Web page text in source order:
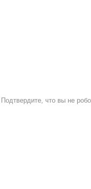
Подтвердите, что вы не